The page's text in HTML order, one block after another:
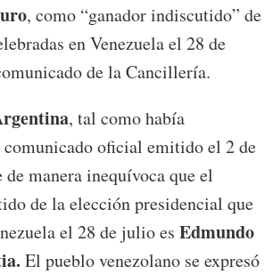
, como “ganador indiscutido” de
en Venezuela el 28 de
de la Cancillería.
, tal como había
comunicado oficial emitido el 2 de
manera inequívoca que el
de la elección presidencial que
el 28 de julio es Edmundo
El pueblo venezolano se expresó